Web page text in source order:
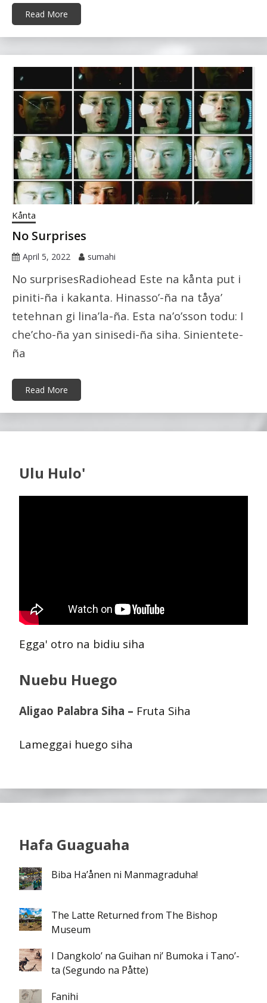
Read More
Kånta
No Surprises
April 5, 2022 sumahi
No surprisesRadiohead Este na kånta put i
piniti-ña i kakanta. Hinasso’-ña na tåya’
tetehnan gi lina’la-ña. Esta na’o’sson todu: I
che’cho-ña yan sinisedi-ña siha. Sinientete-
ña
Read More
Ulu Hulo'
Egga' otro na bidiu siha
Nuebu Huego
Aligao Palabra Siha – Fruta Siha
Lameggai huego siha
Hafa Guaguaha
Biba Ha’ånen ni Manmagraduha!
The Latte Returned from The Bishop
Museum
I Dangkolo’ na Guihan ni’ Bumoka i Tano’-
ta (Segundo na Påtte)
Fanihi